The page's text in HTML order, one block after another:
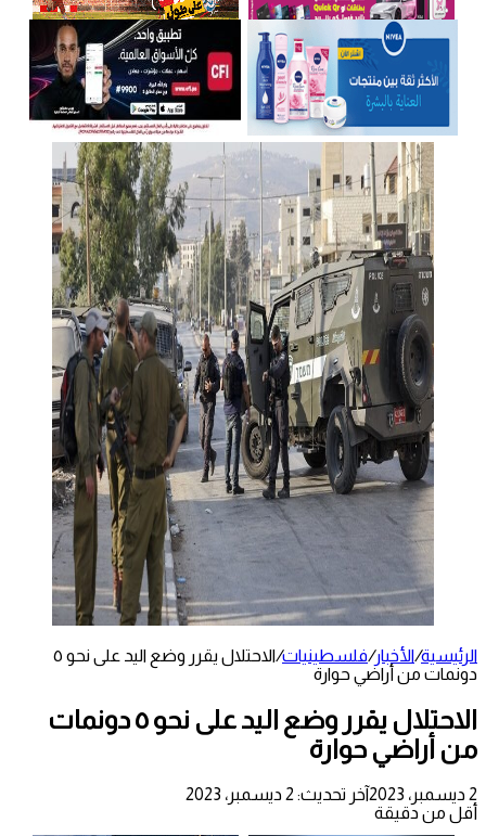
الرئيسية/الأخبار/فلسطينيات/
الاحتلال يقرر وضع اليد على نحو ٥
دونمات من أراضي حوارة
الاحتلال يقرر وضع اليد على نحو ٥ دونمات
من أراضي حوارة
2 ديسمبر، 2023
آخر تحديث: 2 ديسمبر، 2023
أقل من دقيقة